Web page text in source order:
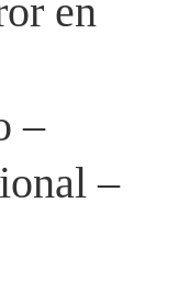
en
–
–